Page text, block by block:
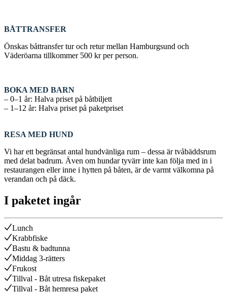
BÅTTRANSFER
Önskas båttransfer tur och retur mellan Hamburgsund och
Väderöarna tillkommer 500 kr per person.
BOKA MED BARN
– 0–1 år: Halva priset på båtbiljett
– 1–12 år: Halva priset på paketpriset
RESA MED HUND
Vi har ett begränsat antal hundvänliga rum – dessa är tvåbäddsrum
med delat badrum. Även om hundar tyvärr inte kan följa med in i
restaurangen eller inne i hytten på båten, är de varmt välkomna på
verandan och på däck.
I paketet ingår
Lunch
Krabbfiske
Bastu & badtunna
Middag 3-rätters
Frukost
Tillval - Båt utresa fiskepaket
Tillval - Båt hemresa paket